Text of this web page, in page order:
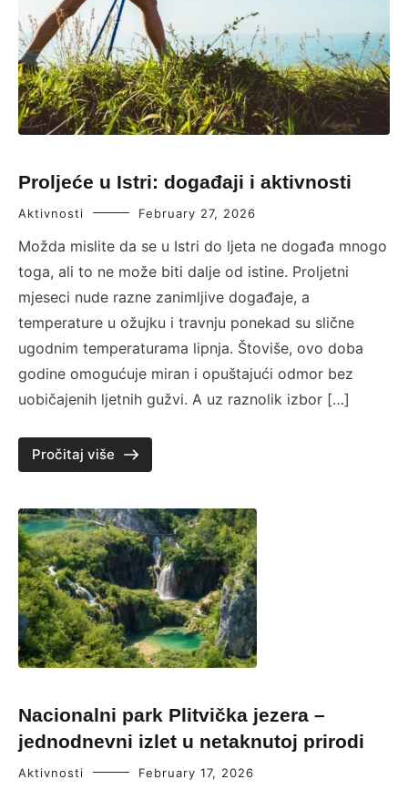
Proljeće u Istri: događaji i aktivnosti
Aktivnosti February 27, 2026
Možda mislite da se u Istri do ljeta ne događa mnogo
toga, ali to ne može biti dalje od istine. Proljetni
mjeseci nude razne zanimljive događaje, a
temperature u ožujku i travnju ponekad su slične
ugodnim temperaturama lipnja. Štoviše, ovo doba
godine omogućuje miran i opuštajući odmor bez
uobičajenih ljetnih gužvi. A uz raznolik izbor […]
Pročitaj više
Nacionalni park Plitvička jezera –
jednodnevni izlet u netaknutoj prirodi
Aktivnosti February 17, 2026